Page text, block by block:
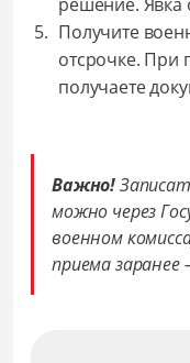
Получите
отсрочке.
получаете
Важно!
можно через
военном
приема